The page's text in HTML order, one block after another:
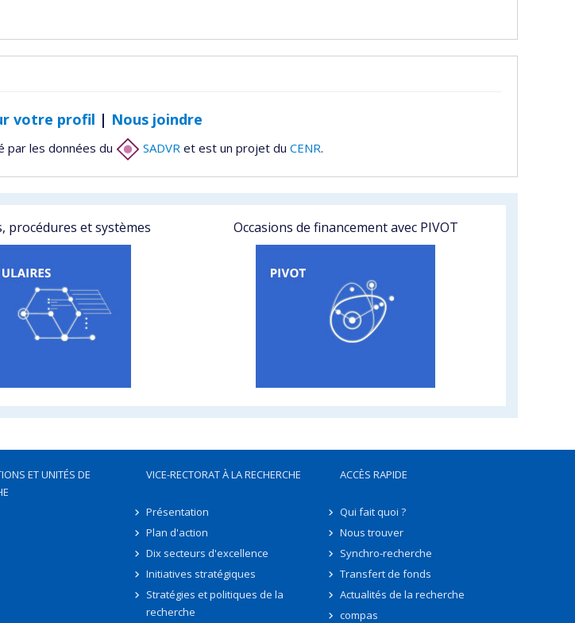
votre profil | Nous joindre
par les données du SADVR et est un projet du CENR.
procédures et systèmes Occasions de financement avec PIVOT
ET UNITÉS DE
VICE-RECTORAT À LA RECHERCHE
Présentation
Plan d'action
Dix secteurs d'excellence
Initiatives stratégiques
Stratégies et politiques de la
recherche
ACCÈS RAPIDE
Qui fait quoi ?
Nous trouver
Synchro-recherche
Transfert de fonds
Actualités de la recherche
compas